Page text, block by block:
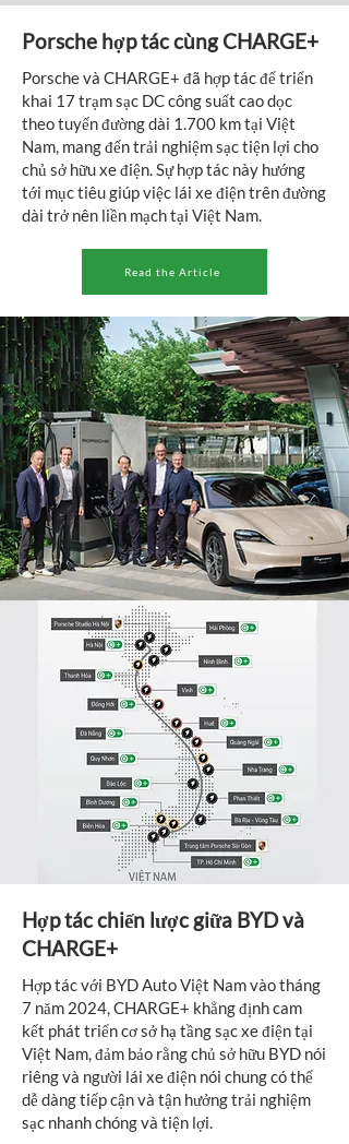
Porsche hợp tác cùng CHARGE+
Porsche và CHARGE+ đã hợp tác để triển
khai 17 trạm sạc DC công suất cao dọc
theo tuyến đường dài 1.700 km tại Việt
Nam, mang đến trải nghiệm sạc tiện lợi cho
chủ sở hữu xe điện. Sự hợp tác này hướng
tới mục tiêu giúp việc lái xe điện trên đường
dài trở nên liền mạch tại Việt Nam.
Read the Article
Hợp tác chiến lược giữa BYD và
CHARGE+
Hợp tác với BYD Auto Việt Nam vào tháng
7 năm 2024, CHARGE+ khẳng định cam
kết phát triển cơ sở hạ tầng sạc xe điện tại
Việt Nam, đảm bảo rằng chủ sở hữu BYD nói
riêng và người lái xe điện nói chung có thể
dễ dàng tiếp cận và tận hưởng trải nghiệm
sạc nhanh chóng và tiện lợi.